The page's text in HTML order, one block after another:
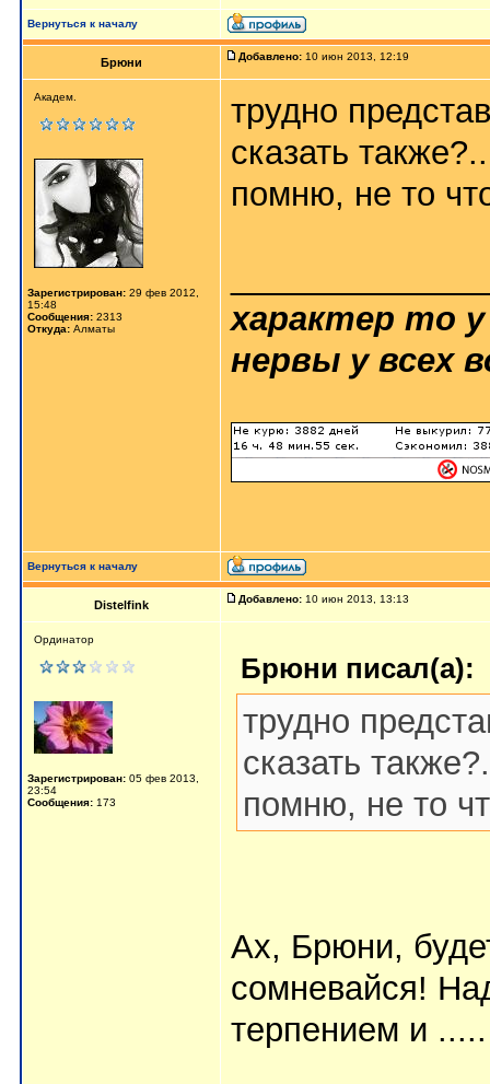
Вернуться к началу
Брюни Добавлено: 10 июн 2013, 12:19
Академ.
Зарегистрирован: 29 фев 2012,
15:48
Сообщения: 2313
Откуда: Алматы
трудно
сказать
помню, не то
характер то
нервы у всех
Вернуться к началу
Distelfink Добавлено: 10 июн 2013, 13:13
Ординатор
Зарегистрирован: 05 фев 2013,
23:54
Сообщения: 173
Брюни писал(а):
трудно
сказать
помню, не то
Ах, Брюни,
сомневайся!
терпением и